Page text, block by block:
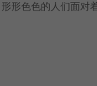
形色色的人们面对